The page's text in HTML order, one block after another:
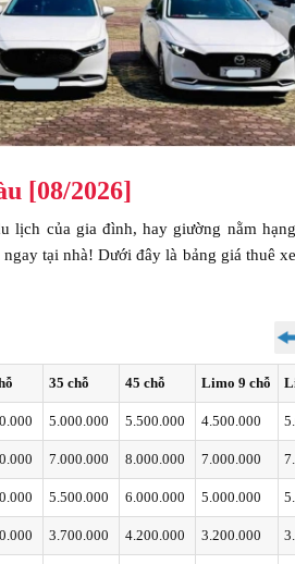
[08/2026]
lịch của gia đình, hay giường nằm
tại nhà! Dưới đây là bảng giá thuê
35 chỗ 45 chỗ Limo 9 chỗ
5.000.000 5.500.000 4.500.000
7.000.000 8.000.000 7.000.000
5.500.000 6.000.000 5.000.000
3.700.000 4.200.000 3.200.000